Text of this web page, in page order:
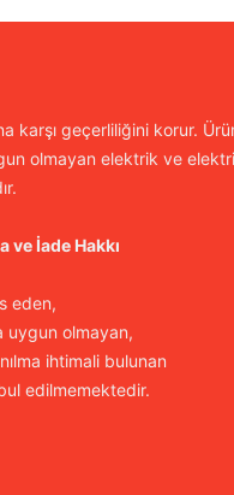
karşı geçerliliğini korur.
olmayan elektrik ve
ve İade Hakkı
eden,
uygun olmayan,
ihtimali bulunan
edilmemektedir.